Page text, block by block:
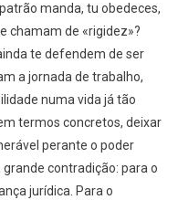
manda, tu obedeces,
chamam de «rigidez»?
te defendem de ser
a jornada de trabalho,
numa vida já tão
termos concretos, deixar
perante o poder
contradição: para o
jurídica. Para o